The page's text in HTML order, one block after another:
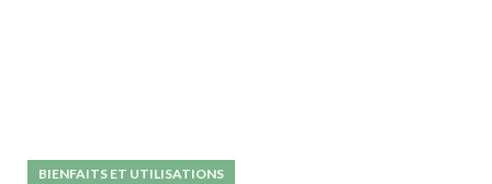
BIENFAITS ET UTILISATIONS